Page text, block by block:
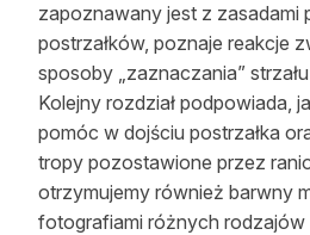
zapoznawany jest z zasadami
postrzałków, poznaje reakcje
sposoby „zaznaczania”
Kolejny rozdział podpowiada,
pomóc w dojściu postrzałka
tropy pozostawione przez
otrzymujemy również barwny
fotografiami różnych rodzajów